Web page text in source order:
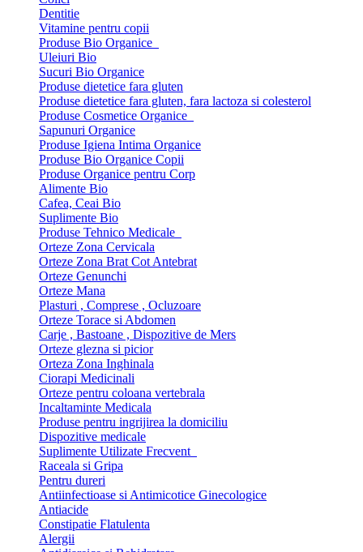
Dentitie
Vitamine pentru copii
Produse Bio Organice
Uleiuri Bio
Sucuri Bio Organice
Produse dietetice fara gluten
Produse dietetice fara gluten, fara lactoza si colesterol
Produse Cosmetice Organice
Sapunuri Organice
Produse Igiena Intima Organice
Produse Bio Organice Copii
Produse Organice pentru Corp
Alimente Bio
Cafea, Ceai Bio
Suplimente Bio
Produse Tehnico Medicale
Orteze Zona Cervicala
Orteze Zona Brat Cot Antebrat
Orteze Genunchi
Orteze Mana
Plasturi , Comprese , Ocluzoare
Orteze Torace si Abdomen
Carje , Bastoane , Dispozitive de Mers
Orteze glezna si picior
Orteza Zona Inghinala
Ciorapi Medicinali
Orteze pentru coloana vertebrala
Incaltaminte Medicala
Produse pentru ingrijirea la domiciliu
Dispozitive medicale
Suplimente Utilizate Frecvent
Raceala si Gripa
Pentru dureri
Antiinfectioase si Antimicotice Ginecologice
Antiacide
Constipatie Flatulenta
Alergii